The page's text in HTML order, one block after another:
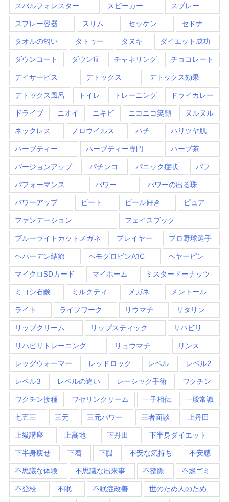
スバルフォレスター スピーカー スプレー
スプレー容器 スリム セッケン セドナ
タオルの匂い タトゥー タヌキ ダイエット成功
ダウンコート ダウン症 チャネリング チョコレート
デイサービス デトックス デトックス効果
デトックス風呂 トイレ トレーニング ドライカレー
ドライブ ニオイ ニキビ ニコニコ笑顔 ヌルヌル
ネックレス ノロウイルス ハチ ハリツヤ肌
ハーブティー ハーブティー専門 ハーブ茶
バージョンアップ パチンコ パニック症状 パフ
パフォーマンス パワー パワーの出る珠
パワーアップ ビート ビール好き ピュア
ファンデーション フェイスブック
ブルーライトカットメガネ プレイヤー プロ野球選手
ヘパーデン結節 ヘモグロビンA1C ヘヤーピン
マイクロSDカード マイホーム ミスタードーナッツ
ミヨシ石鹸 ミルクティ メガネ メントール
ライト ライフワーク リウマチ リタリン
リップクリーム リップスティック リハビリ
リハビリトレーニング リュウマチ リンス
レッグウォーマー レッドロック レベル レベル2
レベル3 レベルの違い レーシック手術 ワクチン
ワクチン接種 ワセリンクリーム 一子相伝 一般常識
七五三 三元 三元パワー 三者面談 上丹田
上級講座 上高地 下丹田 下半身ダイエット
下半身痩せ 下着 下腿 不安な気持ち 不安感
不思議な体験 不思議な出来事 不整脈 不燃ゴミ
不登校 不眠 不眠症改善 世のため人のため